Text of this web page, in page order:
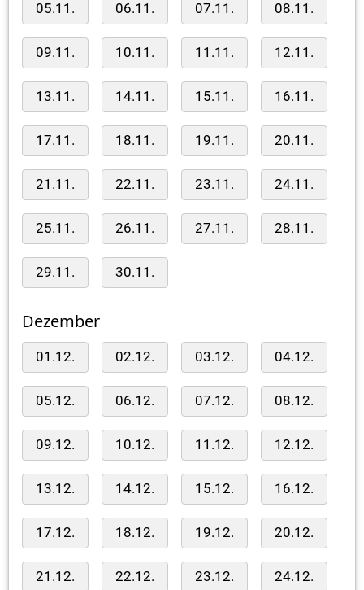
05.11. 06.11. 07.11. 08.11.
09.11. 10.11. 11.11. 12.11.
13.11. 14.11. 15.11. 16.11.
17.11. 18.11. 19.11. 20.11.
21.11. 22.11. 23.11. 24.11.
25.11. 26.11. 27.11. 28.11.
29.11. 30.11.
Dezember
01.12. 02.12. 03.12. 04.12.
05.12. 06.12. 07.12. 08.12.
09.12. 10.12. 11.12. 12.12.
13.12. 14.12. 15.12. 16.12.
17.12. 18.12. 19.12. 20.12.
21.12. 22.12. 23.12. 24.12.